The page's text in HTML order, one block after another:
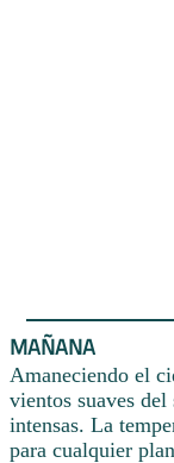
MAÑANA
Amaneciendo el
vientos suaves
intensas. La
para cualquier